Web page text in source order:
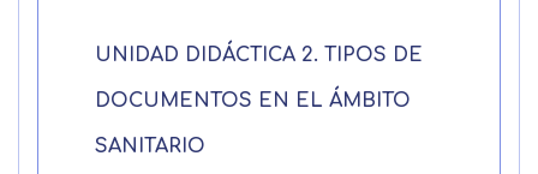
UNIDAD DIDÁCTICA 2. TIPOS DE
DOCUMENTOS EN EL ÁMBITO
SANITARIO
Apellidos